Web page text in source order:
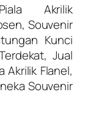
Akrilik
Souvenir
Kunci
Jual
Akrilik Flanel,
Souvenir